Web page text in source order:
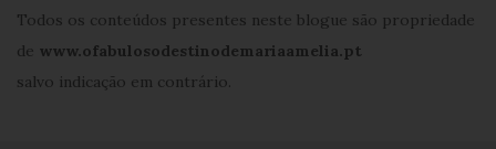
Todos os conteúdos presentes neste blogue são propriedade
de www.ofabulosodestinodemariaamelia.pt
salvo indicação em contrário.